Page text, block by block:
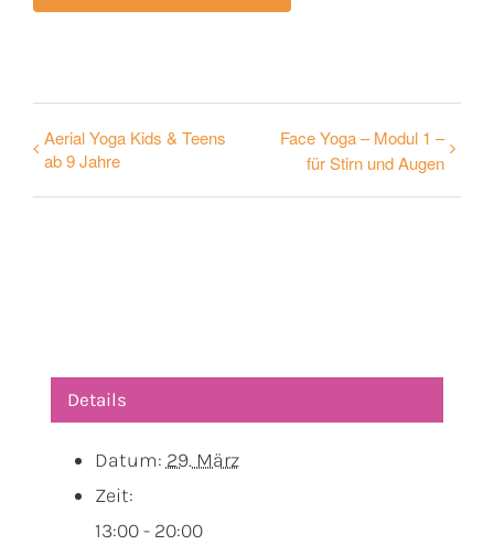
Aerial Yoga Kids & Teens
ab 9 Jahre
Face Yoga – Modul 1 –
für Stirn und Augen
Details
Datum: 29. März
Zeit:
13:00 - 20:00